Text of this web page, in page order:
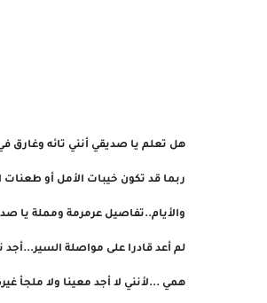
هل تعلم يا صديقي أنني تائه وغارق
ربما قد تكون خيبات الأمل أو طعنات
والأيام..تفاصيل عرمرمة ومملة يا
لم أعد قادرا على مواصلة السير...أجد
همي ...لأنني لا أجد معينا ولا ملجأ